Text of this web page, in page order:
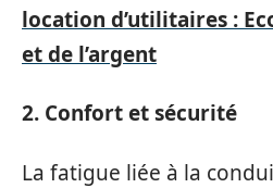
location d’utilitaires :
et de l’argent
2. Confort et sécurité
La fatigue liée à la